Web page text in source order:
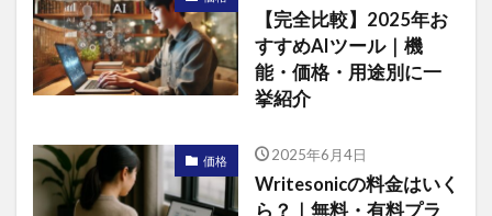
【完全比較】2025年お
すすめAIツール｜機
能・価格・用途別に一
挙紹介
価格 2025年6月4日
Writesonicの料金はいく
ら？｜無料・有料プラ